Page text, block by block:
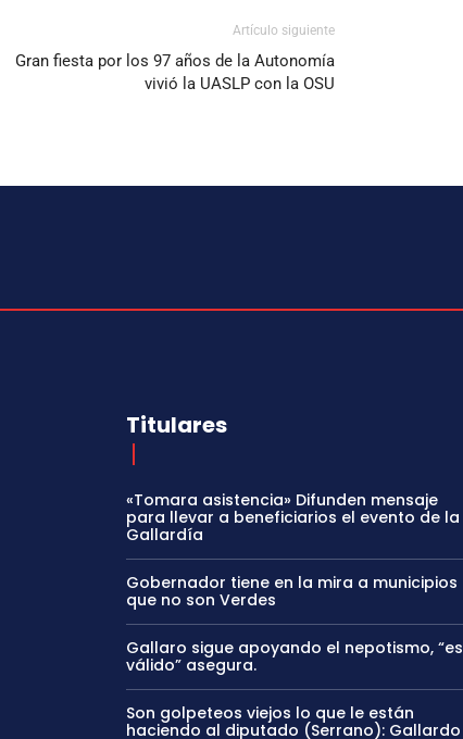
Artículo siguiente
Gran fiesta por los 97 años de la Autonomía
vivió la UASLP con la OSU
Titulares
«Tomara asistencia» Difunden mensaje
para llevar a beneficiarios el evento de la
Gallardía
Gobernador tiene en la mira a municipios
que no son Verdes
Gallaro sigue apoyando el nepotismo, “es
válido” asegura.
Son golpeteos viejos lo que le están
haciendo al diputado (Serrano): Gallardo